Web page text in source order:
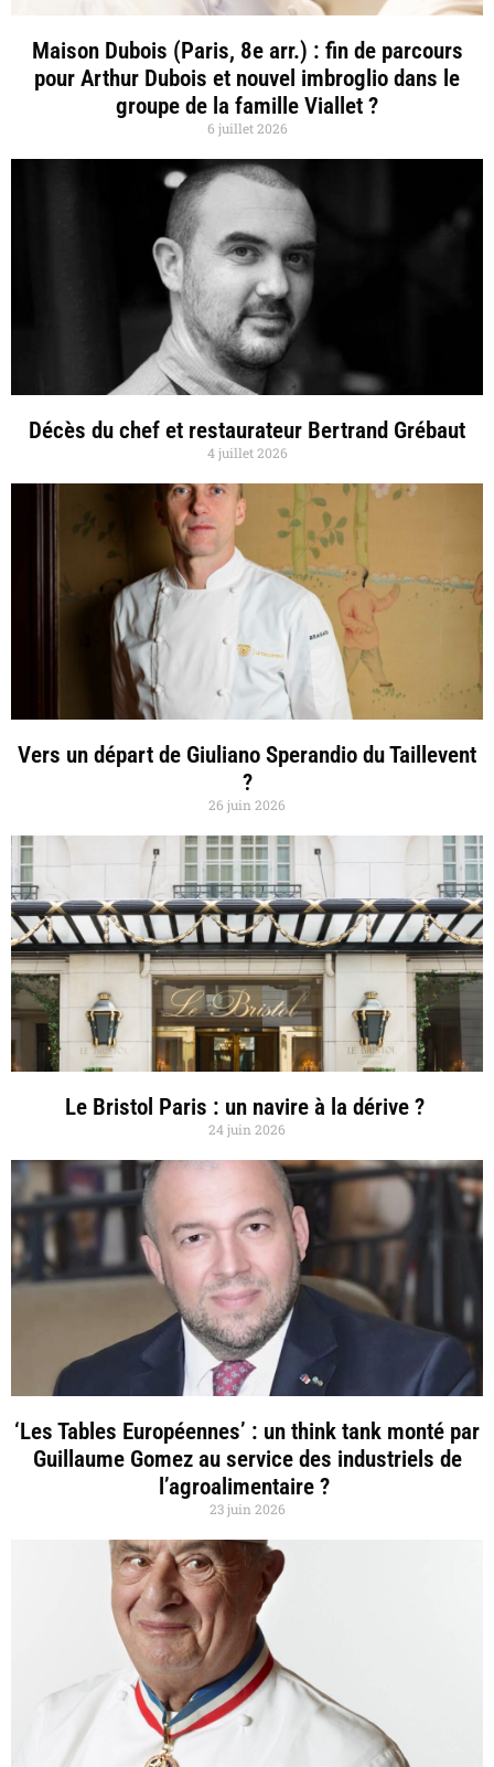
Maison Dubois (Paris, 8e arr.) : fin de parcours
pour Arthur Dubois et nouvel imbroglio dans le
groupe de la famille Viallet ?
6 juillet 2026
Décès du chef et restaurateur Bertrand Grébaut
4 juillet 2026
Vers un départ de Giuliano Sperandio du Taillevent
?
26 juin 2026
Le Bristol Paris : un navire à la dérive ?
24 juin 2026
‘Les Tables Européennes’ : un think tank monté par
Guillaume Gomez au service des industriels de
l’agroalimentaire ?
23 juin 2026